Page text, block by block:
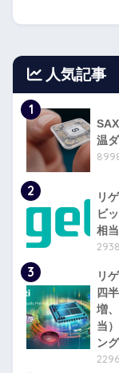
人気記事
1
温
2
リ
ビ
相
3
リ
四
増
当
ン